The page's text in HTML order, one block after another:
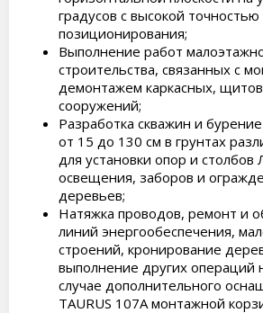
градусов с высокой точностью
позиционирования;
Выполнение работ
строительства, связанных с
демонтажем каркасных,
сооружений;
Разработка скважин и
от 15 до 130 см в грунтах
для установки опор и столбов
освещения, заборов и
деревьев;
Натяжка проводов, ремонт и
линий энергообеспечения,
строений, кронирование
выполнение других операций
случае дополнительного
TAURUS 107A монтажной